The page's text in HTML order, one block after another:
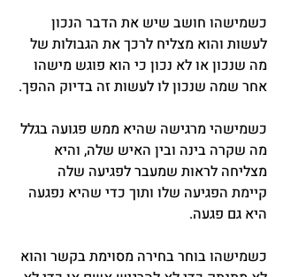
כשמישהו חושב שיש את הדבר הנכון
לעשות והוא מצליח לרכך את הגבולות של
מה שנכון או לא נכון כי הוא פוגש מישהו
אחר שמה שנכון לו לעשות זה בדיוק ההפך.
כשמישהי מרגישה שהיא ממש פגועה בגלל
מה שקרה בינה ובין האיש שלה, והיא
מצליחה לראות שמעבר לפגיעה שלה
קיימת הפגיעה שלו ותוך כדי שהיא נפגעה
היא גם פגעה.
כשמישהו בוחר בחירה מסוימת בקשר והוא